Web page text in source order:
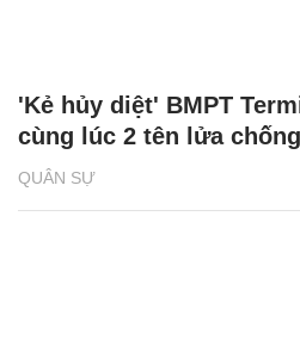
QUÂN SỰ
'Kẻ hủy diệt' BMPT
cùng lúc 2 tên lửa